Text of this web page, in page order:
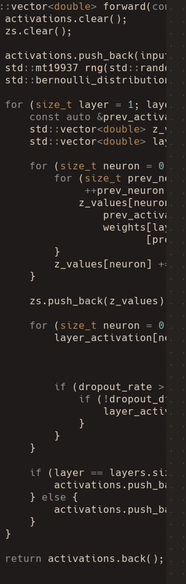
:: vector<double> forward ( const
activations . clear();
zs . clear();
activations . push_back( input );
std :: mt19937 rng( std ::
std :: bernoulli_distribution
for ( size_t layer = 1 ; layer
const
auto &
std :: vector<double>
std :: vector<double>
for ( size_t neuron = 0
for
( size_t
++prev_neuron
z_values [ neuron ]
weights [ layer
[
}
z_values [ neuron] +=
}
zs . push_back( z_values );
for ( size_t neuron = 0
layer_activation [
if ( dropout_rate >
if
( ! dropout_dist
}
}
}
if ( layer == layers . size
activations . push_back
}
else
{
activations . push_back
}
}
return activations . back();